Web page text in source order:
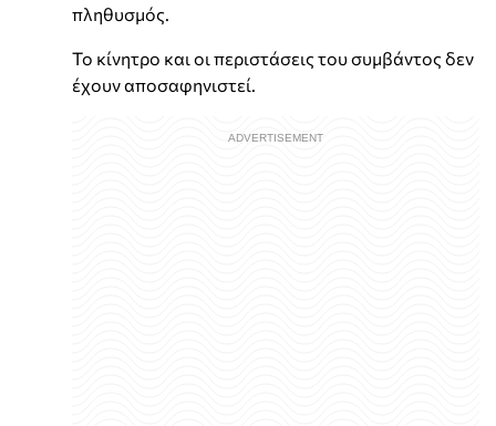
πληθυσμός.
Το κίνητρο και οι περιστάσεις του συμβάντος δεν
έχουν αποσαφηνιστεί.